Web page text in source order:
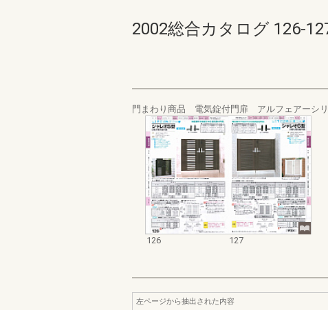
2002総合カタログ 126-
門まわり商品 電気錠付門扉 アルフェアーシ
126 127
左ページから抽出された内容